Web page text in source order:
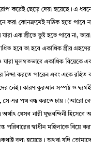
করেই ছেড়ে দেয়া হয়েছে।এ
করা কোনক্রমেই সঠিক হতে পারে
এক স্ত্রীতে তুষ্ট হতে পারে না,
হবে তা হবে একাধিক স্ত্রীর
মুলগতভাবে একাধিক বিয়েকে
করতে পারেন এবং একে রহিত
নেই ।কারণ কুরআন সস্পষ্ট ও
, সে এর পথ বন্ধ করতে চায়। (আরো
অর্থাৎ যেসব নারী যুদ্ধবন্দিনী
পরিবারের স্বাধীন মহিলাকে বিয়ে
বলা হয়েছে । অথবা যদি